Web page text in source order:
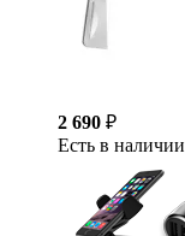
2 690 ₽
Есть в наличии